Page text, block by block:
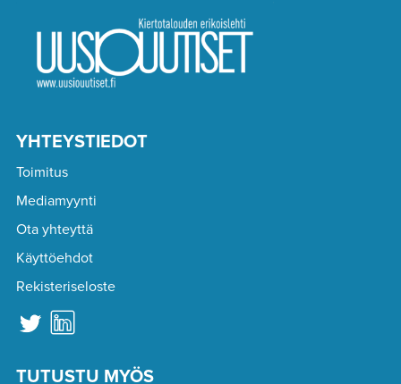
YHTEYSTIEDOT
Toimitus
Mediamyynti
Ota yhteyttä
Käyttöehdot
Rekisteriseloste
TUTUSTU MYÖS